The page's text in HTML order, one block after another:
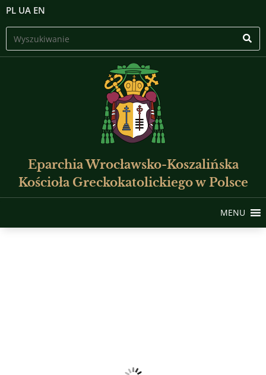
PL UA EN
Eparchia Wrocławsko-Koszalińska
Kościoła Greckokatolickiego w Polsce
MENU